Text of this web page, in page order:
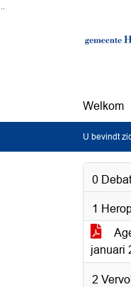
Welkom
U bevindt
0
1
januari
2